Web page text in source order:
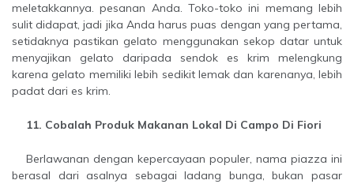
meletakkannya. pesanan Anda. Toko-toko ini memang lebih
sulit didapat, jadi jika Anda harus puas dengan yang pertama,
setidaknya pastikan gelato menggunakan sekop datar untuk
menyajikan gelato daripada sendok es krim melengkung
karena gelato memiliki lebih sedikit lemak dan karenanya, lebih
padat dari es krim.
11. Cobalah Produk Makanan Lokal Di Campo Di Fiori
Berlawanan dengan kepercayaan populer, nama piazza ini
berasal dari asalnya sebagai ladang bunga, bukan pasar